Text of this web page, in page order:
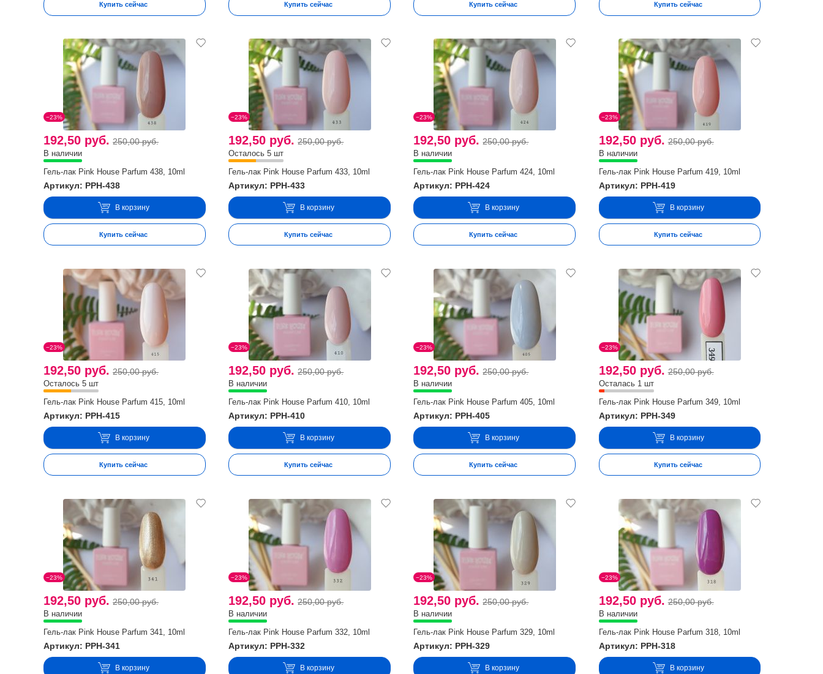
Купить сейчас Купить сейчас Купить сейчас Купить сейчас
−23%
192,50 руб. 250,00 руб.
В наличии
Гель-лак Pink House Parfum 438, 10ml
Артикул: PPH-438
В корзину
Купить сейчас
−23%
192,50 руб. 250,00 руб.
Осталось 5 шт
Гель-лак Pink House Parfum 433, 10ml
Артикул: PPH-433
В корзину
Купить сейчас
−23%
192,50 руб. 250,00 руб.
В наличии
Гель-лак Pink House Parfum 424, 10ml
Артикул: PPH-424
В корзину
Купить сейчас
−23%
192,50 руб. 250,00 руб.
В наличии
Гель-лак Pink House Parfum 419, 10ml
Артикул: PPH-419
В корзину
Купить сейчас
−23%
192,50 руб. 250,00 руб.
Осталось 5 шт
Гель-лак Pink House Parfum 415, 10ml
Артикул: PPH-415
В корзину
Купить сейчас
−23%
192,50 руб. 250,00 руб.
В наличии
Гель-лак Pink House Parfum 410, 10ml
Артикул: PPH-410
В корзину
Купить сейчас
−23%
192,50 руб. 250,00 руб.
В наличии
Гель-лак Pink House Parfum 405, 10ml
Артикул: PPH-405
В корзину
Купить сейчас
−23%
192,50 руб. 250,00 руб.
Осталась 1 шт
Гель-лак Pink House Parfum 349, 10ml
Артикул: PPH-349
В корзину
Купить сейчас
−23%
192,50 руб. 250,00 руб.
В наличии
Гель-лак Pink House Parfum 341, 10ml
Артикул: PPH-341
В корзину
−23%
192,50 руб. 250,00 руб.
В наличии
Гель-лак Pink House Parfum 332, 10ml
Артикул: PPH-332
В корзину
−23%
192,50 руб. 250,00 руб.
В наличии
Гель-лак Pink House Parfum 329, 10ml
Артикул: PPH-329
В корзину
−23%
192,50 руб. 250,00 руб.
В наличии
Гель-лак Pink House Parfum 318, 10ml
Артикул: PPH-318
В корзину